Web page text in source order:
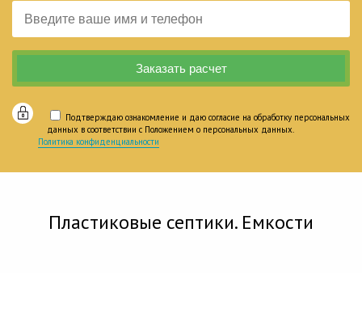
Подтверждаю ознакомление и даю согласие на обработку персональных
данных в соответствии с Положением о персональных данных.
Политика конфиденциальности
Пластиковые септики. Емкости